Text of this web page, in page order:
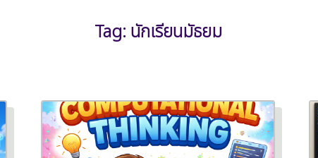
Tag: นักเรียนมัธยม